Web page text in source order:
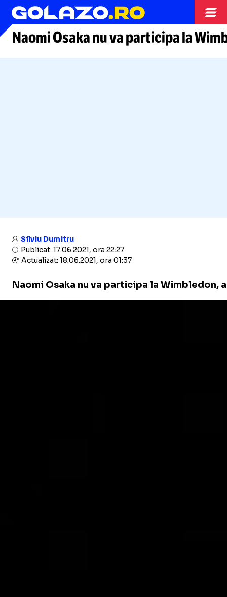
Tenis
Naomi Osaka nu va participa la
Silviu Dumitru
Publicat: 17.06.2021, ora 22:27
Actualizat: 18.06.2021, ora 01:37
Naomi Osaka nu va participa la Wimbledon,